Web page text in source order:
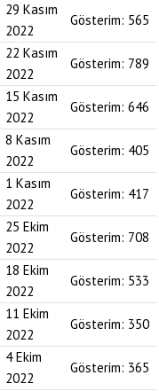
29 Kasım
2022
Gösterim: 565
22 Kasım
2022
Gösterim: 789
15 Kasım
2022
Gösterim: 646
8 Kasım
2022
Gösterim: 405
1 Kasım
2022
Gösterim: 417
25 Ekim
2022
Gösterim: 708
18 Ekim
2022
Gösterim: 533
11 Ekim
2022
Gösterim: 350
4 Ekim
2022
Gösterim: 365